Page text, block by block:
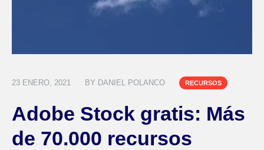
23 ENERO, 2021 BY DANIEL POLANCO RECURSOS
Adobe Stock gratis: Más
de 70.000 recursos